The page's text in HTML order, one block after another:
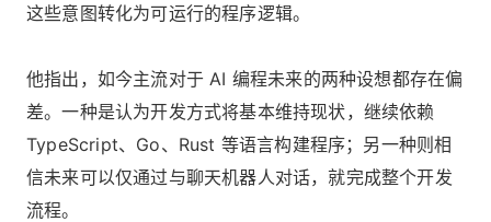
这些意图转化为可运行的程序逻辑。
他指出，如今主流对于 AI 编程未来的两种设想都存在偏
差。一种是认为开发方式将基本维持现状，继续依赖
TypeScript、Go、Rust 等语言构建程序；另一种则相
信未来可以仅通过与聊天机器人对话，就完成整个开发
流程。